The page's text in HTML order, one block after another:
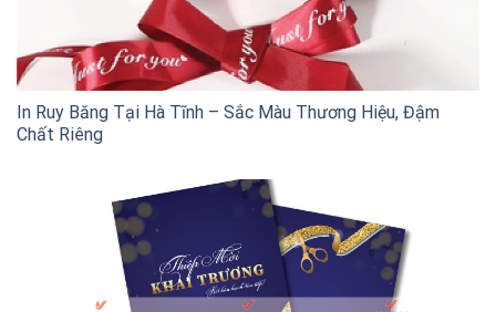
In Ruy Băng Tại Hà Tĩnh – Sắc Màu Thương Hiệu, Đậm
Chất Riêng